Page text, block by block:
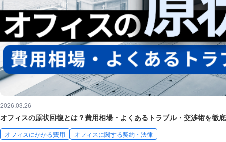
2026.03.26
オフィスの原状回復とは？費用相場・よくあるトラブル・交渉術を徹
オフィスにかかる費用 オフィスに関する契約・法律